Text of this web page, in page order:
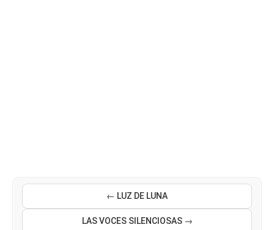
← LUZ DE LUNA
LAS VOCES SILENCIOSAS →